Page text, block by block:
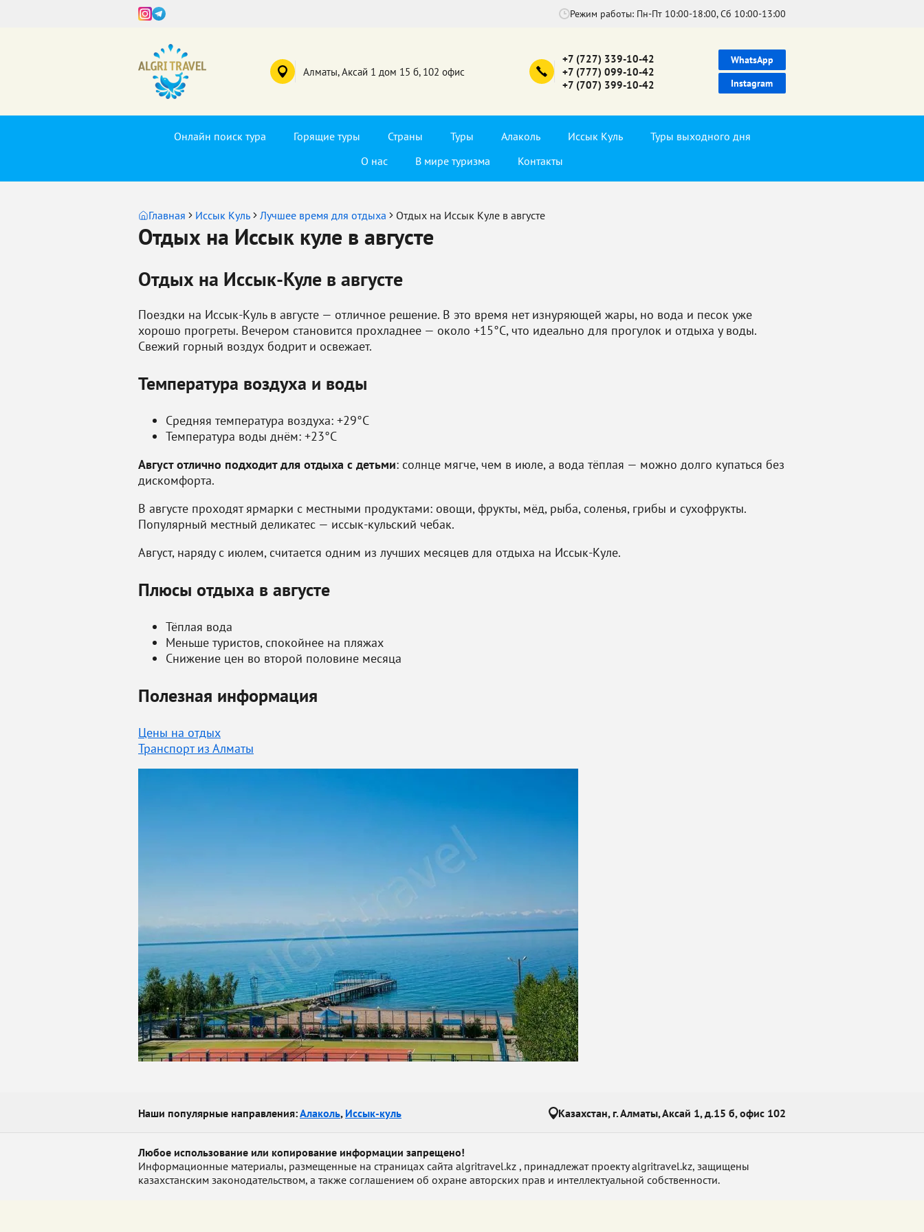
Режим работы: Пн-Пт 10:00-18:00, Сб 10:00-13:00
Алматы, Аксай 1 дом 15 б, 102 офис
+7 (727) 339-10-42
+7 (777) 099-10-42
+7 (707) 399-10-42
WhatsApp
Instagram
Онлайн поиск тура Горящие туры Страны Туры Алаколь Иссык Куль
Туры выходного дня
О нас
В мире туризма Контакты
Главная Иссык Куль Лучшее время для отдыха Отдых на Иссык Куле в августе
Отдых на Иссык куле в августе
Отдых на Иссык-Куле в августе
Поездки на Иссык-Куль в августе — отличное решение. В это время нет изнуряющей жары, но вода и песок уже
хорошо прогреты. Вечером становится прохладнее — около +15°C, что идеально для прогулок и отдыха у воды.
Свежий горный воздух бодрит и освежает.
Температура воздуха и воды
Средняя температура воздуха: +29°C
Температура воды днём: +23°C
Август отлично подходит для отдыха с детьми: солнце мягче, чем в июле, а вода тёплая — можно долго купаться без
дискомфорта.
В августе проходят ярмарки с местными продуктами: овощи, фрукты, мёд, рыба, соленья, грибы и сухофрукты.
Популярный местный деликатес — иссык-кульский чебак.
Август, наряду с июлем, считается одним из лучших месяцев для отдыха на Иссык-Куле.
Плюсы отдыха в августе
Тёплая вода
Меньше туристов, спокойнее на пляжах
Снижение цен во второй половине месяца
Полезная информация
Цены на отдых
Транспорт из Алматы
Наши популярные направления:Алаколь, Иссык-куль Казахстан, г. Алматы, Аксай 1, д.15 б, офис 102
Любое использование или копирование информации запрещено!
Информационные материалы, размещенные на страницах сайта algritravel.kz , принадлежат проекту algritravel.kz, защищены
казахстанским законодательством, а также соглашением об охране авторских прав и интеллектуальной собственности.